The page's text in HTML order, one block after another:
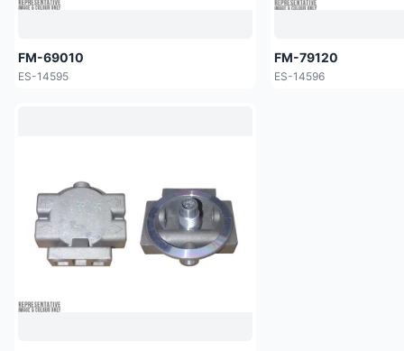
FM-69010
ES-14595
FM-79120
ES-14596